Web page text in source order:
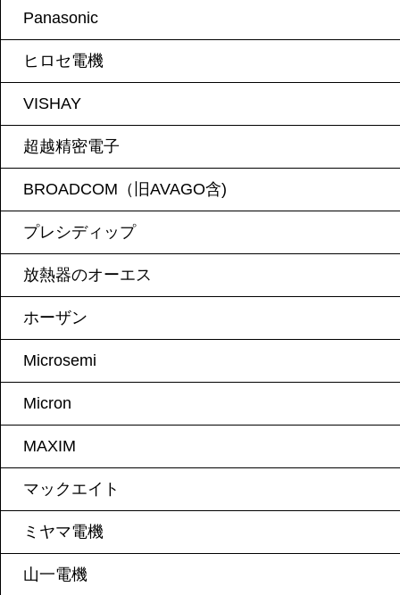
Panasonic
ヒロセ電機
VISHAY
超越精密電子
BROADCOM（旧AVAGO含)
プレシディップ
放熱器のオーエス
ホーザン
Microsemi
Micron
MAXIM
マックエイト
ミヤマ電機
山一電機